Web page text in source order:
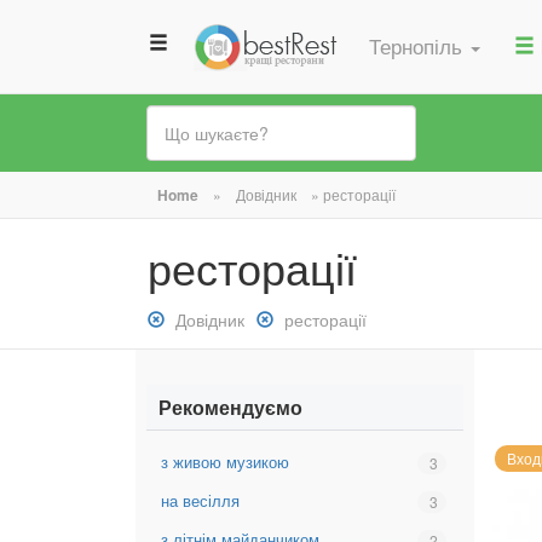
Тернопіль
Ви
є
тут
Home » Довідник » ресторації
ресторації
Зняти
фільтр:
Довідник
Зняти
фільтр:
ресторації
Рекомендуємо
з живою музикою 3
живою
на весілля 3